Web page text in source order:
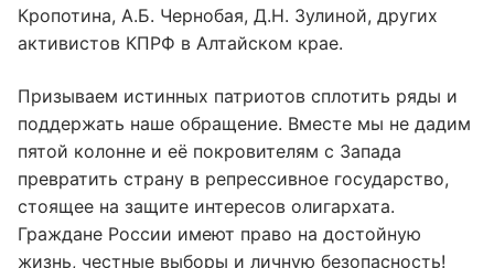
Кропотина, А.Б. Чернобая, Д.Н. Зулиной, других
активистов КПРФ в Алтайском крае.
Призываем истинных патриотов сплотить ряды и
поддержать наше обращение. Вместе мы не дадим
пятой колонне и её покровителям с Запада
превратить страну в репрессивное государство,
стоящее на защите интересов олигархата.
Граждане России имеют право на достойную
жизнь, честные выборы и личную безопасность!